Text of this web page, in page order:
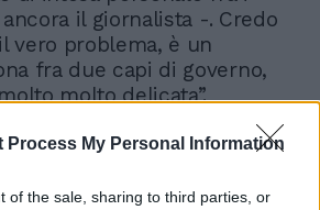
Process My Personal Information
of the sale, sharing to third parties, or
il giornalista -. Credo
vero problema, è un
fra due capi di governo,
molto delicata”.